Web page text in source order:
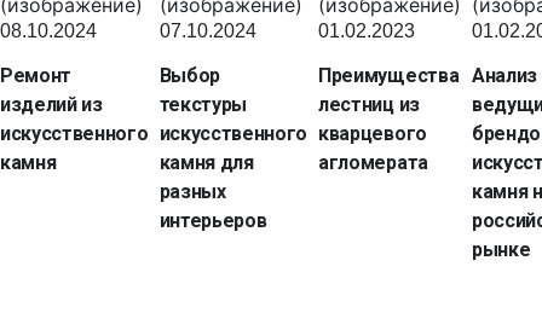
08.10.2024
Ремонт
изделий из
искусственного
камня
07.10.2024
Выбор
текстуры
искусственного
камня для
разных
интерьеров
01.02.2023
Преимущества
лестниц из
кварцевого
агломерата
Анализ
камня
рынке